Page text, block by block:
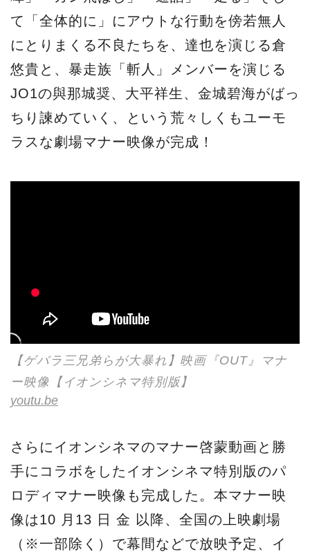
て「全体的に」にアウトな行動を傍若無人
にとりまくる不良たちを、達也を演じる倉
悠貴と、暴走族「斬人」メンバーを演じる
JO1の與那城奨、大平祥生、⾦城碧海がばっ
ちり諫めていく、という荒々しくもユーモ
ラスな劇場マナー映像が完成！
【ゲバラ三兄弟らが大暴れ】映画『OUT』マナ
ー映像【イオンシネマ特別版】
youtu.be
さらにイオンシネマのマナー啓蒙動画と勝
手にコラボをしたイオンシネマ特別版のパ
ロディマナー映像も完成した。本マナー映
像は10 月13 日 ⾦ 以降、全国の上映劇場
（※一部除く）で幕間などで放映予定、イ